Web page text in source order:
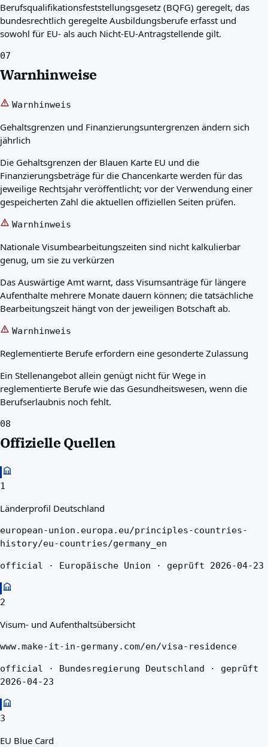
Berufsqualifikationsfeststellungsgesetz (BQFG) geregelt, das
bundesrechtlich geregelte Ausbildungsberufe erfasst und
sowohl für EU- als auch Nicht-EU-Antragstellende gilt.
07
Warnhinweise
Warnhinweis
Gehaltsgrenzen und Finanzierungsuntergrenzen ändern sich
jährlich
Die Gehaltsgrenzen der Blauen Karte EU und die
Finanzierungsbeträge für die Chancenkarte werden für das
jeweilige Rechtsjahr veröffentlicht; vor der Verwendung einer
gespeicherten Zahl die aktuellen offiziellen Seiten prüfen.
Warnhinweis
Nationale Visumbearbeitungszeiten sind nicht kalkulierbar
genug, um sie zu verkürzen
Das Auswärtige Amt warnt, dass Visumsanträge für längere
Aufenthalte mehrere Monate dauern können; die tatsächliche
Bearbeitungszeit hängt von der jeweiligen Botschaft ab.
Warnhinweis
Reglementierte Berufe erfordern eine gesonderte Zulassung
Ein Stellenangebot allein genügt nicht für Wege in
reglementierte Berufe wie das Gesundheitswesen, wenn die
Berufserlaubnis noch fehlt.
08
Offizielle Quellen
1
Länderprofil Deutschland
european-union.europa.eu/principles-countries-
history/eu-countries/germany_en
official · Europäische Union · geprüft 2026-04-23
2
Visum- und Aufenthaltsübersicht
www.make-it-in-germany.com/en/visa-residence
official · Bundesregierung Deutschland · geprüft
2026-04-23
3
EU Blue Card